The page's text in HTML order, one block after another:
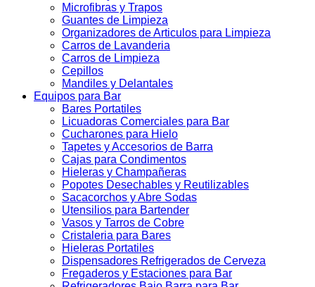
Microfibras y Trapos
Guantes de Limpieza
Organizadores de Articulos para Limpieza
Carros de Lavanderia
Carros de Limpieza
Cepillos
Mandiles y Delantales
Equipos para Bar
Bares Portatiles
Licuadoras Comerciales para Bar
Cucharones para Hielo
Tapetes y Accesorios de Barra
Cajas para Condimentos
Hieleras y Champañeras
Popotes Desechables y Reutilizables
Sacacorchos y Abre Sodas
Utensilios para Bartender
Vasos y Tarros de Cobre
Cristaleria para Bares
Hieleras Portatiles
Dispensadores Refrigerados de Cerveza
Fregaderos y Estaciones para Bar